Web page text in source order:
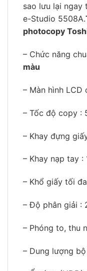
sao lưu lại ngay
e-Studio 5508A.
photocopy
– Chức năng
màu
– Màn hình LCD
– Tốc độ copy :
– Khay đựng
– Khay nạp tay :
– Khổ giấy tối
– Độ phân giải :
– Phóng to, thu
– Dung lượng